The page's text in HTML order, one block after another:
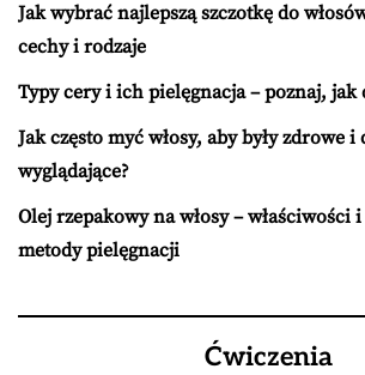
Jak wybrać najlepszą szczotkę do
cechy i rodzaje
Typy cery i ich pielęgnacja – poznaj, jak
Jak często myć włosy, aby były zdrowe i
wyglądające?
Olej rzepakowy na włosy – właściwości
metody pielęgnacji
Ćwiczenia